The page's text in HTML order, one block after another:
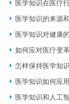
医学知识在医疗
医学知识的来源
医学知识对健康
如何应对医疗变
怎样保持医学知
医学知识如何应
医学知识和人工